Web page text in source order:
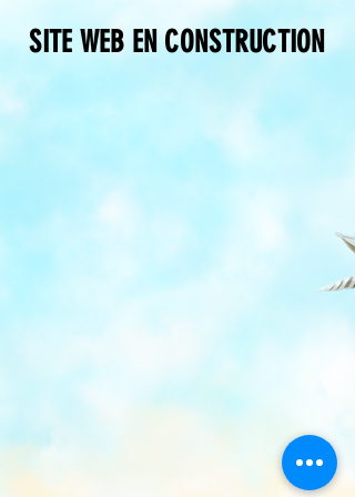
SITE WEB EN CONSTRUCTION